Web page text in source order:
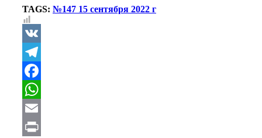
TAGS: №147 15 сентября 2022 г
VK
Telegram
Facebook
WhatsApp
Email